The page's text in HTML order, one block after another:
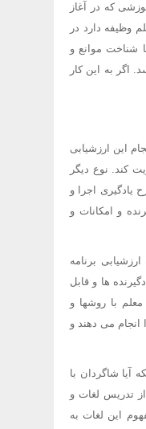
که در آغاز
وظیفه دارد در
شناخت موانع و
اگر به این کار
این ارزشیابی
کند. نوع دیگر
یادگیری اجرا و
و امکانات و
برنامه
ها و قابل
با روشها و
انجام می دهند و
آیا شاگردان با
تدریس لغات و
این لغات به